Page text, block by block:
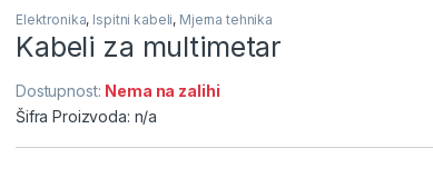
Elektronika, Ispitni kabeli, Mjerna tehnika
Kabeli za multimetar
Dostupnost: Nema na zalihi
Šifra Proizvoda: n/a